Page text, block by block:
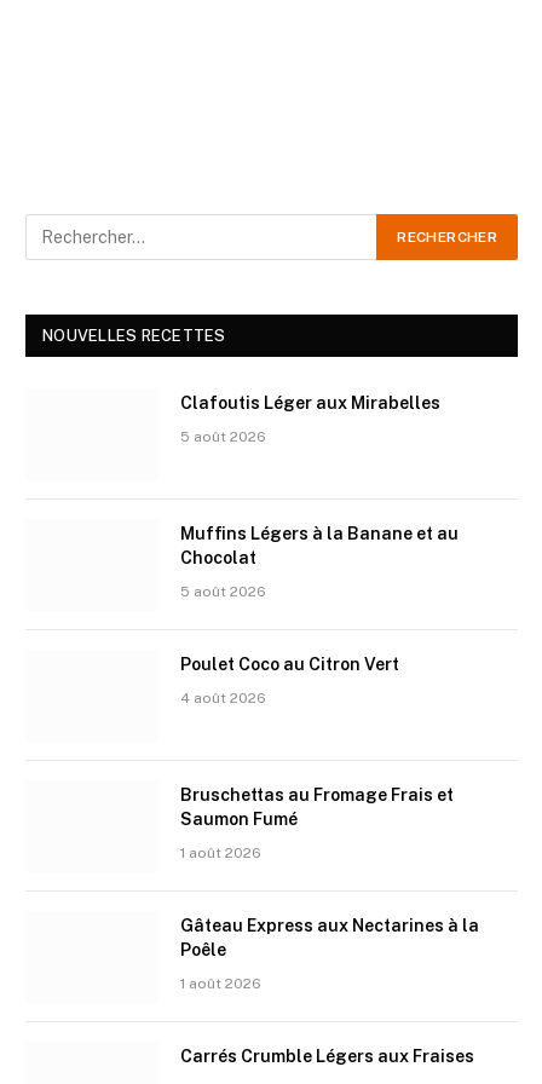
NOUVELLES RECETTES
Clafoutis Léger aux Mirabelles
5 août 2026
Muffins Légers à la Banane et au
Chocolat
5 août 2026
Poulet Coco au Citron Vert
4 août 2026
Bruschettas au Fromage Frais et
Saumon Fumé
1 août 2026
Gâteau Express aux Nectarines à la
Poêle
1 août 2026
Carrés Crumble Légers aux Fraises